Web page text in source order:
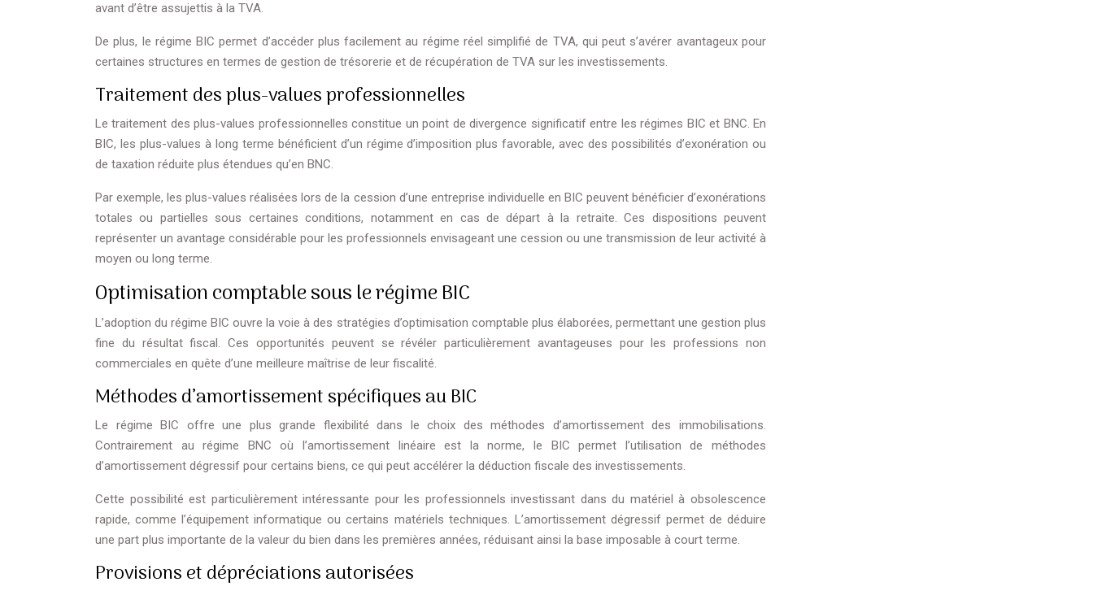
avant d’être assujettis à la TVA.
De plus, le régime BIC permet d’accéder plus facilement au régime réel simplifié de TVA, qui peut s’avérer avantageux pour
certaines structures en termes de gestion de trésorerie et de récupération de TVA sur les investissements.
Traitement des plus-values professionnelles
Le traitement des plus-values professionnelles constitue un point de divergence significatif entre les régimes BIC et BNC. En
BIC, les plus-values à long terme bénéficient d’un régime d’imposition plus favorable, avec des possibilités d’exonération ou
de taxation réduite plus étendues qu’en BNC.
Par exemple, les plus-values réalisées lors de la cession d’une entreprise individuelle en BIC peuvent bénéficier d’exonérations
totales ou partielles sous certaines conditions, notamment en cas de départ à la retraite. Ces dispositions peuvent
représenter un avantage considérable pour les professionnels envisageant une cession ou une transmission de leur activité à
moyen ou long terme.
Optimisation comptable sous le régime BIC
L’adoption du régime BIC ouvre la voie à des stratégies d’optimisation comptable plus élaborées, permettant une gestion plus
fine du résultat fiscal. Ces opportunités peuvent se révéler particulièrement avantageuses pour les professions non
commerciales en quête d’une meilleure maîtrise de leur fiscalité.
Méthodes d’amortissement spécifiques au BIC
Le régime BIC offre une plus grande flexibilité dans le choix des méthodes d’amortissement des immobilisations.
Contrairement au régime BNC où l’amortissement linéaire est la norme, le BIC permet l’utilisation de méthodes
d’amortissement dégressif pour certains biens, ce qui peut accélérer la déduction fiscale des investissements.
Cette possibilité est particulièrement intéressante pour les professionnels investissant dans du matériel à obsolescence
rapide, comme l’équipement informatique ou certains matériels techniques. L’amortissement dégressif permet de déduire
une part plus importante de la valeur du bien dans les premières années, réduisant ainsi la base imposable à court terme.
Provisions et dépréciations autorisées